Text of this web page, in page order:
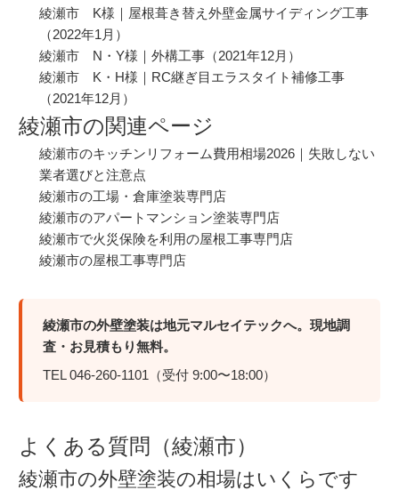
綾瀬市 K様｜屋根葺き替え外壁金属サイディング工事
（2022年1月）
綾瀬市 N・Y様｜外構工事 （2021年12月）
綾瀬市 K・H様｜RC継ぎ目エラスタイト補修工事
（2021年12月）
綾瀬市の関連ページ
綾瀬市のキッチンリフォーム費用相場2026｜失敗しない
業者選びと注意点
綾瀬市の工場・倉庫塗装専門店
綾瀬市のアパートマンション塗装専門店
綾瀬市で火災保険を利用の屋根工事専門店
綾瀬市の屋根工事専門店
綾瀬市の外壁塗装は地元マルセイテックへ。現地調
査・お見積もり無料。
TEL 046-260-1101（受付 9:00〜18:00）
よくある質問（綾瀬市）
綾瀬市の外壁塗装の相場はいくらです